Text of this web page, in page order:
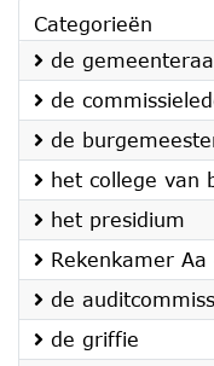
Categorieën
de
de
de
het college van
het presidium
Rekenkamer Aa
de
de griffie